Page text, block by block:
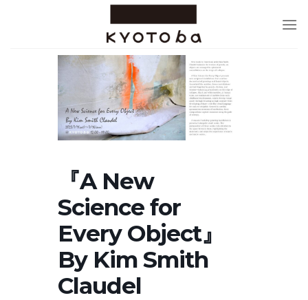
『A New
Science for
Every Object』
By Kim Smith
Claudel